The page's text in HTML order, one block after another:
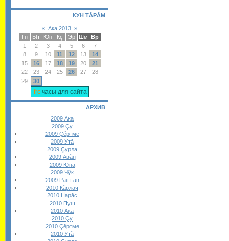
КУН ТĂРĂМ
« Ака 2013 »
Тн
Ыт Юн Кç Эр Шм
Вр
1
2 3 4 5 6
7
8
9 10 11 12 13
14
15
16 17 18 19 20
21
22
23 24 25 26 27
28
29
30
часы для сайта
АРХИВ
2009 Ака
2009 Çу
2009 Çĕртме
2009 Утă
2009 Çурла
2009 Авăн
2009 Юпа
2009 Чӳк
2009 Раштав
2010 Кăрлач
2010 Нарăс
2010 Пуш
2010 Ака
2010 Çу
2010 Çĕртме
2010 Утă